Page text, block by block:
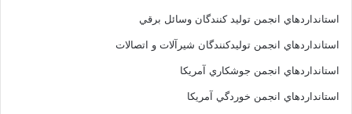
استانداردهاي انجمن توليد کنندگان وسائل برقي
استانداردهاي انجمن توليدکنندگان شيرآلات و اتصالات
استانداردهاي انجمن جوشکاري آمريکا
استانداردهاي انجمن خوردگي آمريکا